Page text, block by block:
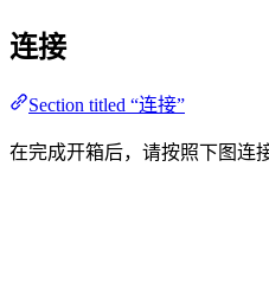
连接
Section titled “连接”
在完成开箱后，请按照下图连